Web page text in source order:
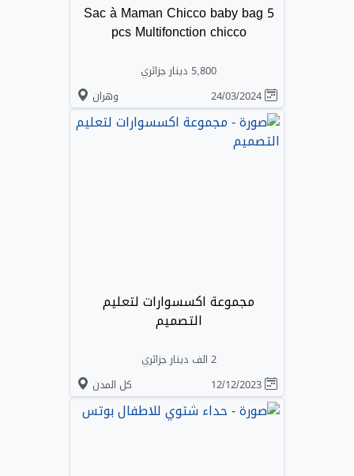
Sac à Maman Chicco baby bag 5
pcs Multifonction chicco
5,800 دينار جزائري
وهران
مجموعة اكسسوارات لتعليم
التصميم
2 الف دينار جزائري
كل المدن